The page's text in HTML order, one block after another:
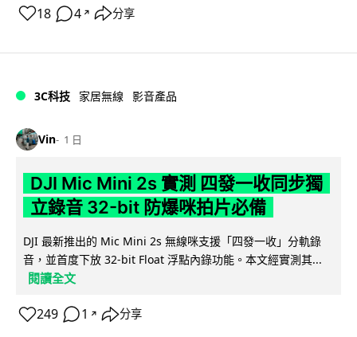
18 4 ↗ 分享
3C科技 家居無線 影音產品
Vin 1 日
DJI Mic Mini 2s 實測 四發一收同步獨
立錄音 32-bit 防爆咪拍片必備
DJI 最新推出的 Mic Mini 2s 無線咪支援「四發一收」分軌錄
音，並首度下放 32-bit Float 浮點內錄功能。本文經實測其...
閱讀全文
249 1 ↗ 分享